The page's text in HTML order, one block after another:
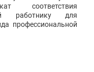
соответствия
работнику для
профессиональной